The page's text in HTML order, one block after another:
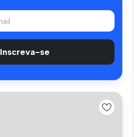
Inscreva-se